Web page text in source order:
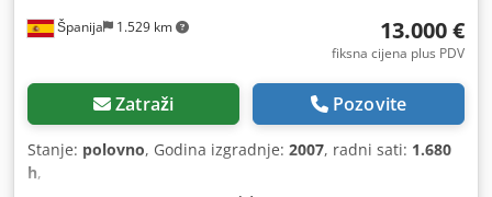
Španija 1.529 km 13.000 €
fiksna cijena plus PDV
Zatraži Pozovite
Stanje: polovno, Godina izgradnje: 2007, radni sati: 1.680
h,